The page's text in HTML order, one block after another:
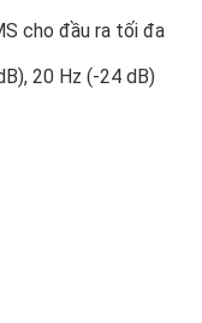
cho đầu ra tối đa
20 Hz (-24 dB)